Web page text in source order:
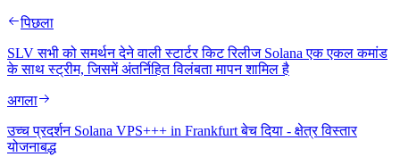
पिछला
SLV सभी को समर्थन देने वाली स्टार्टर किट रिलीज Solana एक एकल कमांड
के साथ स्ट्रीम, जिसमें अंतर्निहित विलंबता मापन शामिल है
अगला
उच्च प्रदर्शन Solana VPS+++ in Frankfurt बेच दिया - क्षेत्र विस्तार
योजनाबद्ध